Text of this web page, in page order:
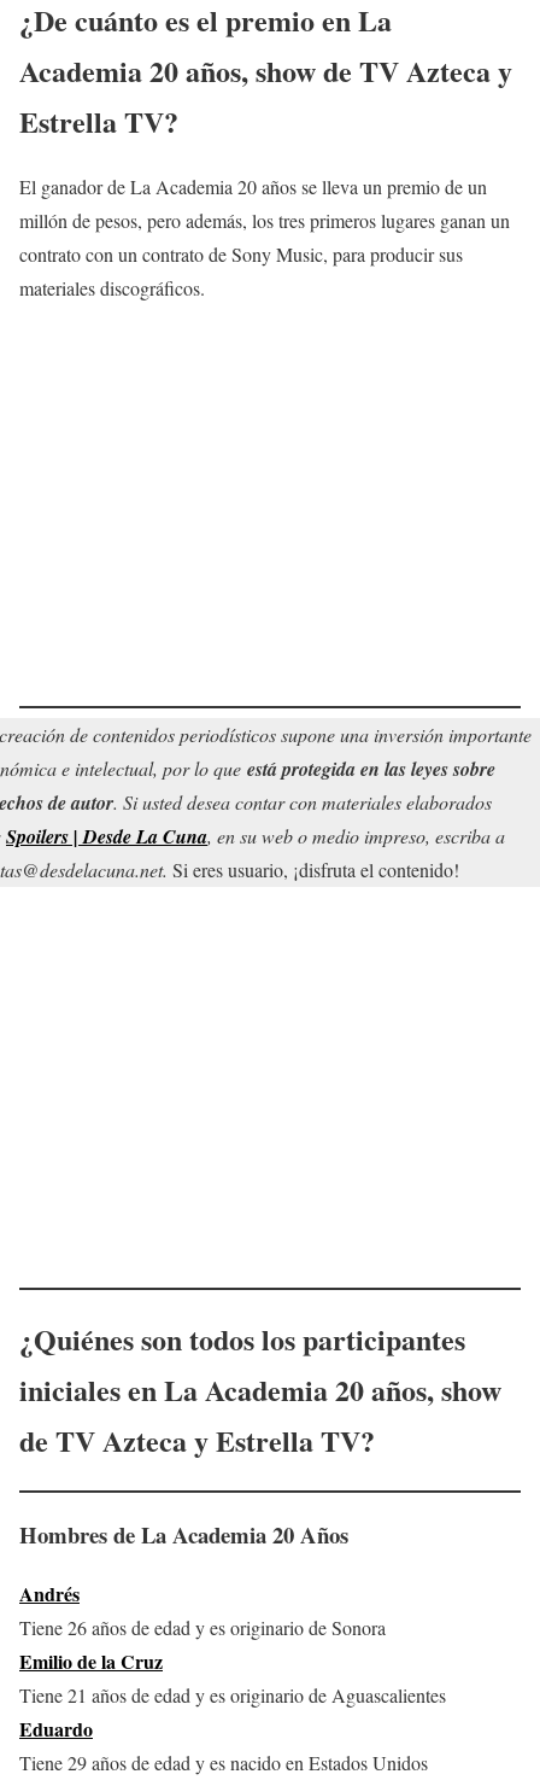
¿De cuánto es el premio en La
Academia 20 años, show de TV Azteca y
Estrella TV?
El ganador de La Academia 20 años se lleva un premio de un
millón de pesos, pero además, los tres primeros lugares ganan un
contrato con un contrato de Sony Music, para producir sus
materiales discográficos.
de contenidos periodísticos supone una inversión importante
e intelectual, por lo que está protegida en las leyes sobre
de autor. Si usted desea contar con materiales elaborados
Spoilers | Desde La Cuna, en su web o medio impreso, escriba a
Si eres usuario, ¡disfruta el contenido!
¿Quiénes son todos los participantes
iniciales enLa Academia20 años, show
de TV Azteca y Estrella TV?
Hombresde La Academia 20 Años
Andrés
Tiene 26 años de edad y es originario de Sonora
Emilio de la Cruz
Tiene 21 años de edad y es originario de Aguascalientes
Eduardo
Tiene 29 años de edad y es nacido en Estados Unidos